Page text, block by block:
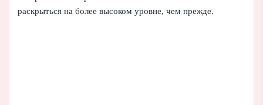
раскрыться на более высоком уровне, чем прежде.